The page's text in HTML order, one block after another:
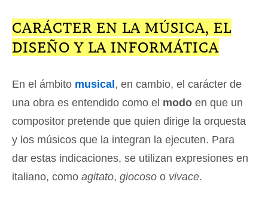
CARÁCTER EN LA MÚSICA, EL
DISEÑO Y LA INFORMÁTICA
En el ámbito musical , en cambio, el carácter de
una obra es entendido como el modo en que un
compositor pretende que quien dirige la orquesta
y los músicos que la integran la ejecuten. Para
dar estas indicaciones, se utilizan expresiones en
italiano, como agitato, giocoso o vivace.